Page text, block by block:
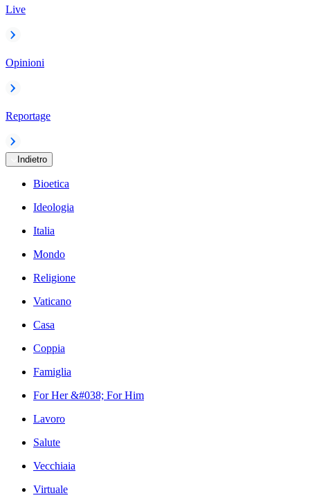
Live
Opinioni
Reportage
Indietro
Bioetica
Ideologia
Italia
Mondo
Religione
Vaticano
Casa
Coppia
Famiglia
For Her &#038; For Him
Lavoro
Salute
Vecchiaia
Virtuale